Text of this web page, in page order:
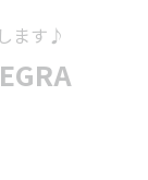
ます♪